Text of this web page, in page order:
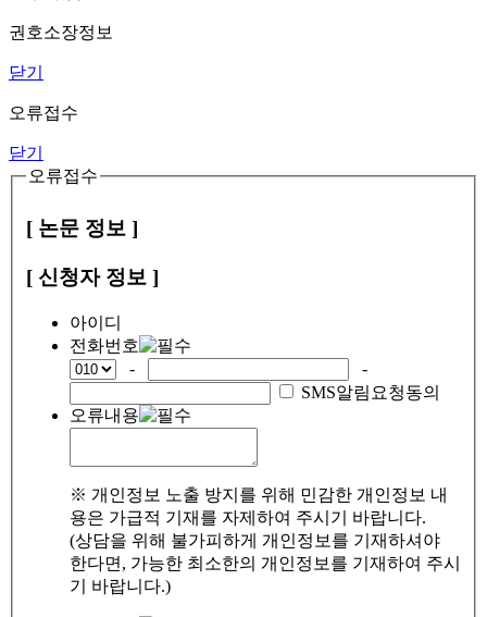
권호소장정보
닫기
오류접수
닫기
오류접수
[ 논문 정보 ]
[ 신청자 정보 ]
아이디
전화번호
-
-
SMS알림요청동의
오류내용
※ 개인정보 노출 방지를 위해 민감한 개인정보 내
용은 가급적 기재를 자제하여 주시기 바랍니다.
(상담을 위해 불가피하게 개인정보를 기재하셔야
한다면, 가능한 최소한의 개인정보를 기재하여 주시
기 바랍니다.)